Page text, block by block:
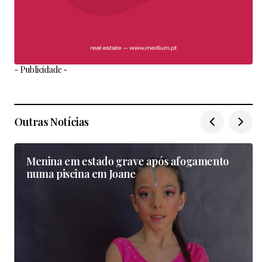
- Publicidade -
Outras Notícias
Menina em estado grave após afogamento
numa piscina em Joane